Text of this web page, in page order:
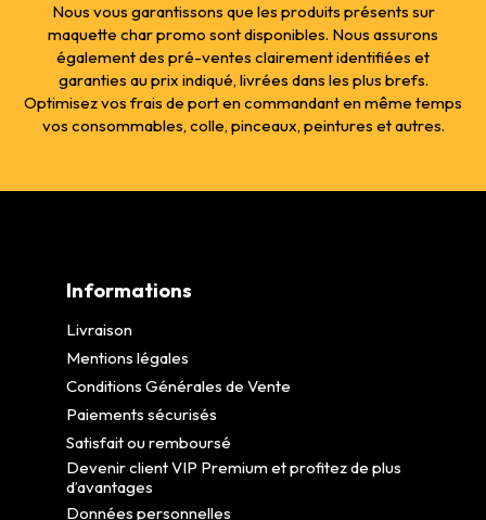
Nous vous garantissons que les produits présents sur
maquette char promo sont disponibles. Nous assurons
également des pré-ventes clairement identifiées et
garanties au prix indiqué, livrées dans les plus brefs.
Optimisez vos frais de port en commandant en même temps
vos consommables, colle, pinceaux, peintures et autres.
Informations
Livraison
Mentions légales
Conditions Générales de Vente
Paiements sécurisés
Satisfait ou remboursé
Devenir client VIP Premium et profitez de plus
d’avantages
Données personnelles